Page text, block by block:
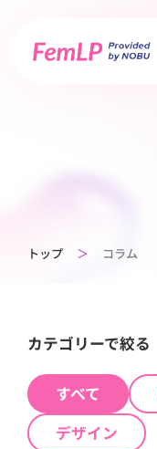
トップ ＞ コラム
カテゴリーで絞る
すべて
デザイン